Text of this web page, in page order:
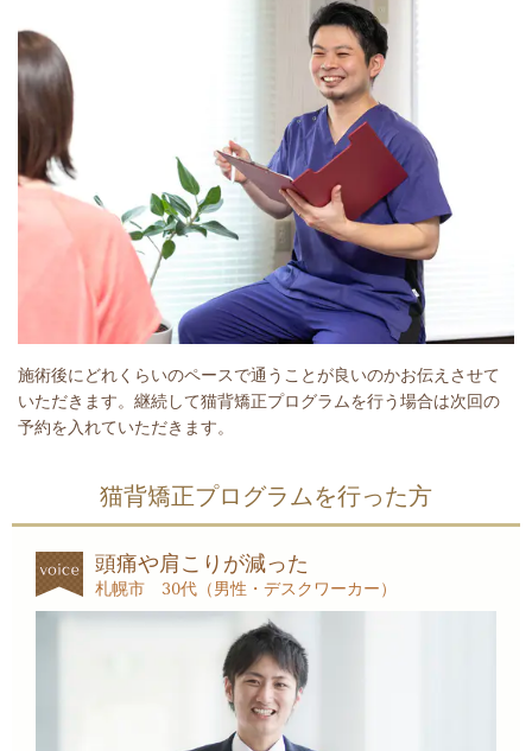
施術後にどれくらいのペースで通うことが良いのかお伝えさせて
いただきます。継続して猫背矯正プログラムを行う場合は次回の
予約を入れていただきます。
猫背矯正プログラムを行った方
頭痛や肩こりが減った
札幌市 30代（男性・デスクワーカー）